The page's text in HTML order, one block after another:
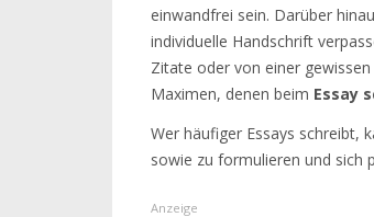
einwandfrei sein. Darüber
individuelle Handschrift
Zitate oder von einer
Maximen, denen beim Essay
Wer häufiger Essays schreibt,
sowie zu formulieren und sich